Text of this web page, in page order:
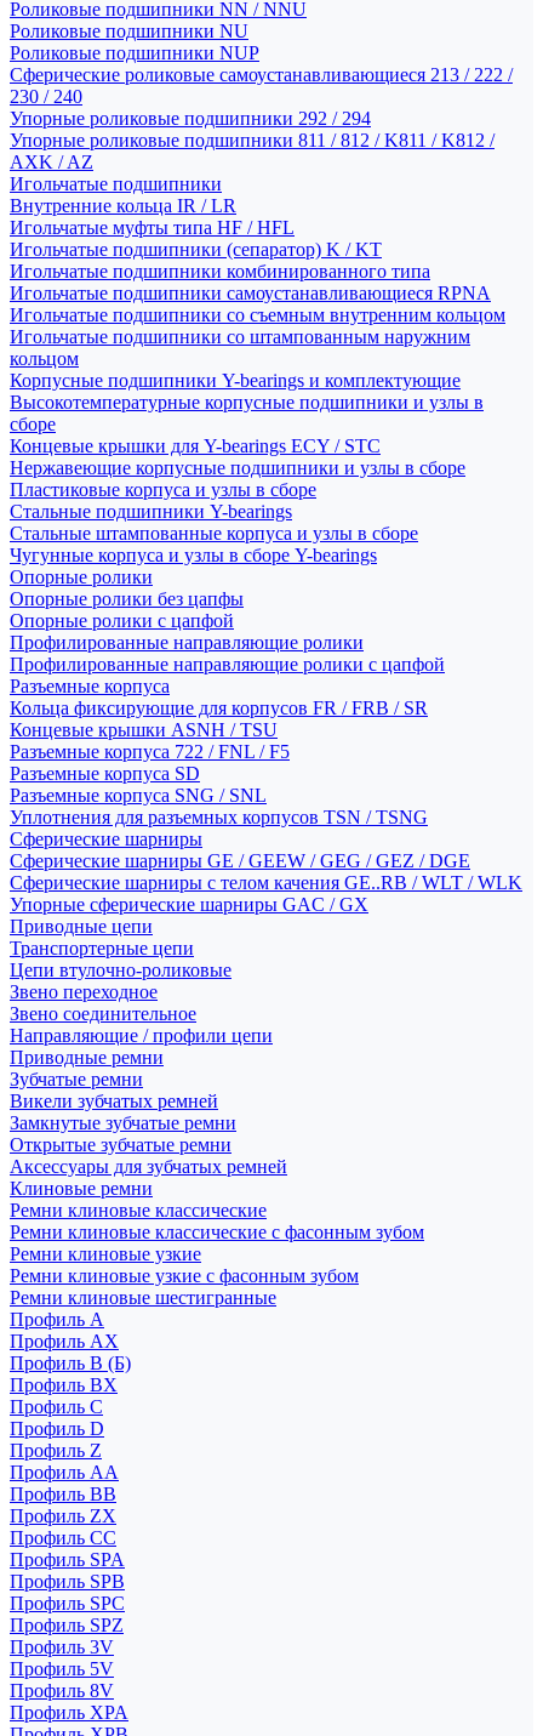
Роликовые подшипники NN / NNU
Роликовые подшипники NU
Роликовые подшипники NUP
Сферические роликовые самоустанавливающиеся 213 / 222 /
230 / 240
Упорные роликовые подшипники 292 / 294
Упорные роликовые подшипники 811 / 812 / K811 / K812 /
AXK / AZ
Игольчатые подшипники
Внутренние кольца IR / LR
Игольчатые муфты типа HF / HFL
Игольчатые подшипники (сепаратор) K / KT
Игольчатые подшипники комбинированного типа
Игольчатые подшипники самоустанавливающиеся RPNA
Игольчатые подшипники со съемным внутренним кольцом
Игольчатые подшипники со штампованным наружним
кольцом
Корпусные подшипники Y-bearings и комплектующие
Высокотемпературные корпусные подшипники и узлы в
сборе
Концевые крышки для Y-bearings ECY / STC
Нержавеющие корпусные подшипники и узлы в сборе
Пластиковые корпуса и узлы в сборе
Стальные подшипники Y-bearings
Стальные штампованные корпуса и узлы в сборе
Чугунные корпуса и узлы в сборе Y-bearings
Опорные ролики
Опорные ролики без цапфы
Опорные ролики с цапфой
Профилированные направляющие ролики
Профилированные направляющие ролики с цапфой
Разъемные корпуса
Кольца фиксирующие для корпусов FR / FRB / SR
Концевые крышки ASNH / TSU
Разъемные корпуса 722 / FNL / F5
Разъемные корпуса SD
Разъемные корпуса SNG / SNL
Уплотнения для разъемных корпусов TSN / TSNG
Сферические шарниры
Сферические шарниры GE / GEEW / GEG / GEZ / DGE
Сферические шарниры с телом качения GE..RB / WLT / WLK
Упорные сферические шарниры GAC / GX
Приводные цепи
Транспортерные цепи
Цепи втулочно-роликовые
Звено переходное
Звено соединительное
Направляющие / профили цепи
Приводные ремни
Зубчатые ремни
Викели зубчатых ремней
Замкнутые зубчатые ремни
Открытые зубчатые ремни
Аксессуары для зубчатых ремней
Клиновые ремни
Ремни клиновые классические
Ремни клиновые классические с фасонным зубом
Ремни клиновые узкие
Ремни клиновые узкие с фасонным зубом
Ремни клиновые шестигранные
Профиль A
Профиль AX
Профиль B (Б)
Профиль BX
Профиль C
Профиль D
Профиль Z
Профиль АА
Профиль BB
Профиль ZX
Профиль CC
Профиль SPA
Профиль SPB
Профиль SPC
Профиль SPZ
Профиль 3V
Профиль 5V
Профиль 8V
Профиль XPA